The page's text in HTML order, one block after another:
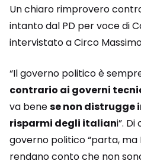
Un chiaro rimprovero
intanto dal PD per voce di
intervistato a Circo
“Il governo politico è
contrario ai governi
va benese non distrugge
risparmi degli italiani”.
governo politico “parta, ma
rendano conto che non